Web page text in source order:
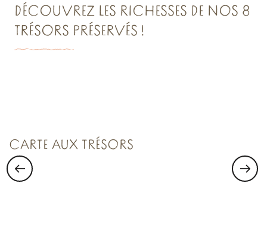
Lire la suite
DÉCOUVREZ LES RICHESSES DE NOS 8
TRÉSORS PRÉSERVÉS !
CARTE AUX TRÉSORS